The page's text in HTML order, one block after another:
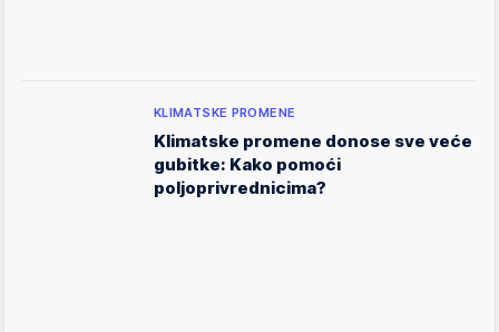
KLIMATSKE PROMENE
Klimatske promene donose sve veće
gubitke: Kako pomoći
poljoprivrednicima?